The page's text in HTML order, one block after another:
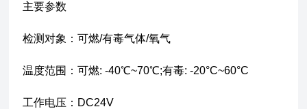
主要参数
检测对象：可燃/有毒气体/氧气
温度范围：可燃: -40℃~70℃;有毒: -20°C~60°C
工作电压：DC24V